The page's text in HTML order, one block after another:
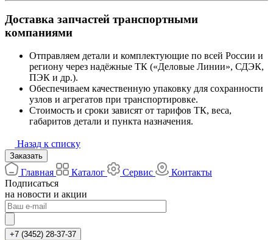
Доставка запчастей транспортными
компаниями
Отправляем детали и комплектующие по всей России и
региону через надёжные ТК («Деловые Линии», СДЭК,
ПЭК и др.).
Обеспечиваем качественную упаковку для сохранности
узлов и агрегатов при транспортировке.
Стоимость и сроки зависят от тарифов ТК, веса,
габаритов детали и пункта назначения.
Назад к списку
Заказать
Главная Каталог Сервис
Контакты
Подписаться
на новости и акции
+7 (3452) 28-37-37